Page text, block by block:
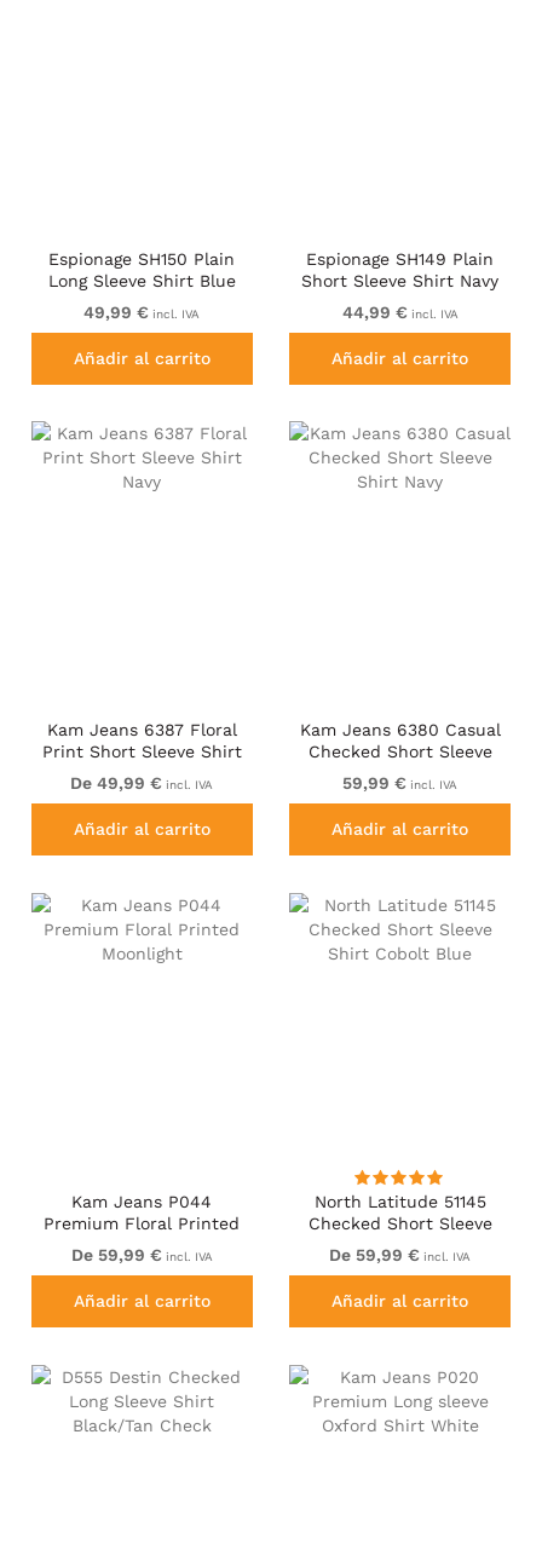
Espionage SH150 Plain
Long Sleeve Shirt Blue
49,99 € incl. IVA
Añadir al carrito
Espionage SH149 Plain
Short Sleeve Shirt Navy
44,99 € incl. IVA
Añadir al carrito
Kam Jeans 6387 Floral
Print Short Sleeve Shirt
Navy
De 49,99 € incl. IVA
Añadir al carrito
Kam Jeans 6380 Casual
Checked Short Sleeve
Shirt Navy
59,99 € incl. IVA
Añadir al carrito
Kam Jeans P044
Premium Floral Printed
Moonlight
De 59,99 € incl. IVA
Añadir al carrito
North Latitude 51145
Checked Short Sleeve
Shirt Cobolt Blue
De 59,99 € incl. IVA
Añadir al carrito